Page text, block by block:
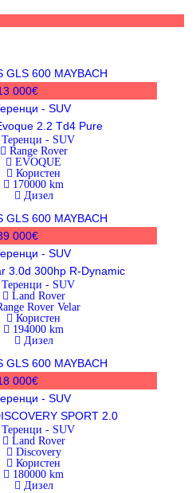
000€
- SUV
2.2 Td4 Pure
Теренци - SUV
Range Rover
EVOQUE
Користен
170000 km
Дизел
000€
- SUV
3.0d 300hp R-Dynamic
Теренци - SUV
Land Rover
Rover Velar
Користен
194000 km
Дизел
000€
- SUV
SPORT 2.0
Теренци - SUV
Land Rover
Discovery
Користен
180000 km
Дизел